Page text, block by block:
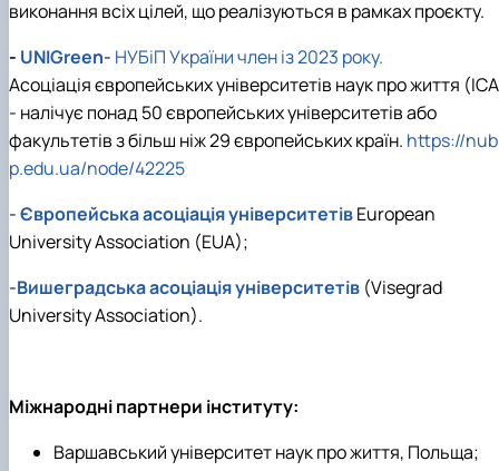
виконання всіх цілей, що реалізуються в рамках проєкту.
- UNIGreen- НУБіП України член із 2023 року.
Асоціація європейських університетів наук про життя
- налічує понад 50 європейських університетів або
факультетів з більш ніж 29 європейських країн. https://
p.edu.ua/node/42225
-Європейська асоціація університетівEuropean
University Association (EUA);
-Вишеградська асоціація університетів (Visegrad
University Association).
Міжнародні партнери інституту:
Варшавський університет наук про життя, Польща;